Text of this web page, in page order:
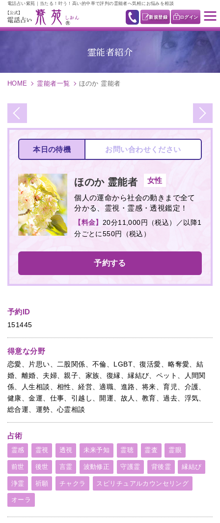
電話占い紫苑｜当たる！叶う！高い的中率で評判の霊能者へ気軽にお悩みを相談
新規登録 ログイン
霊能者紹介
HOME 霊能者一覧 ほのか 霊能者
本日の待機 お問い合わせください
ほのか霊能者 女性
個人の運命から社会の動きまで全て
分かる、霊視・霊感・透視鑑定！
【料金】 20分11,000円（税込）／以降1
分ごとに550円（税込）
予約する
予約ID
151445
得意な分野
恋愛、片思い、二股関係、不倫、LGBT、復活愛、略奪愛、結
婚、離婚、夫婦、親子、家族、復縁、縁結び、ペット、人間関
係、人生相談、相性、経営、適職、進路、将来、育児、介護、
健康、金運、仕事、引越し、開運、故人、教育、過去、浮気、
総合運、運勢、心霊相談
占術
霊感 霊視 透視 未来予知 霊聴 霊査 霊眼
前世 後世 言霊 波動修正 守護霊 背後霊 縁結び
浄霊 祈願 チャクラ スピリチュアルカウンセリング
オーラ